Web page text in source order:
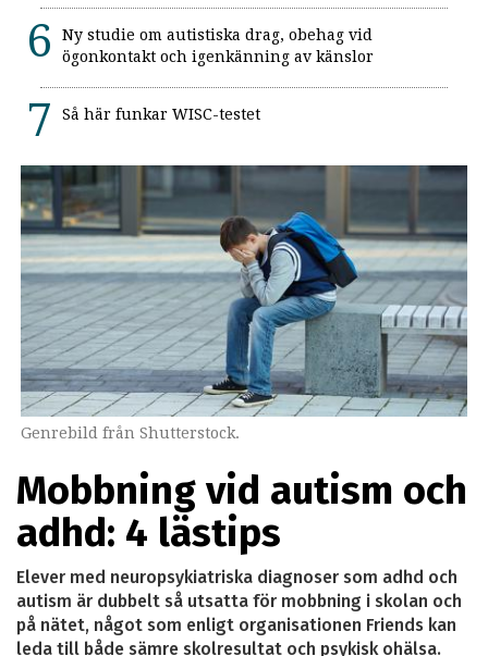
Ny studie om autistiska drag, obehag vid
ögonkontakt och igenkänning av känslor
Så här funkar WISC-testet
Genrebild från Shutterstock.
Mobbning vid autism och
adhd: 4 lästips
Elever med neuropsykiatriska diagnoser som adhd och
autism är dubbelt så utsatta för mobbning i skolan och
på nätet, något som enligt organisationen Friends kan
leda till både sämre skolresultat och psykisk ohälsa.